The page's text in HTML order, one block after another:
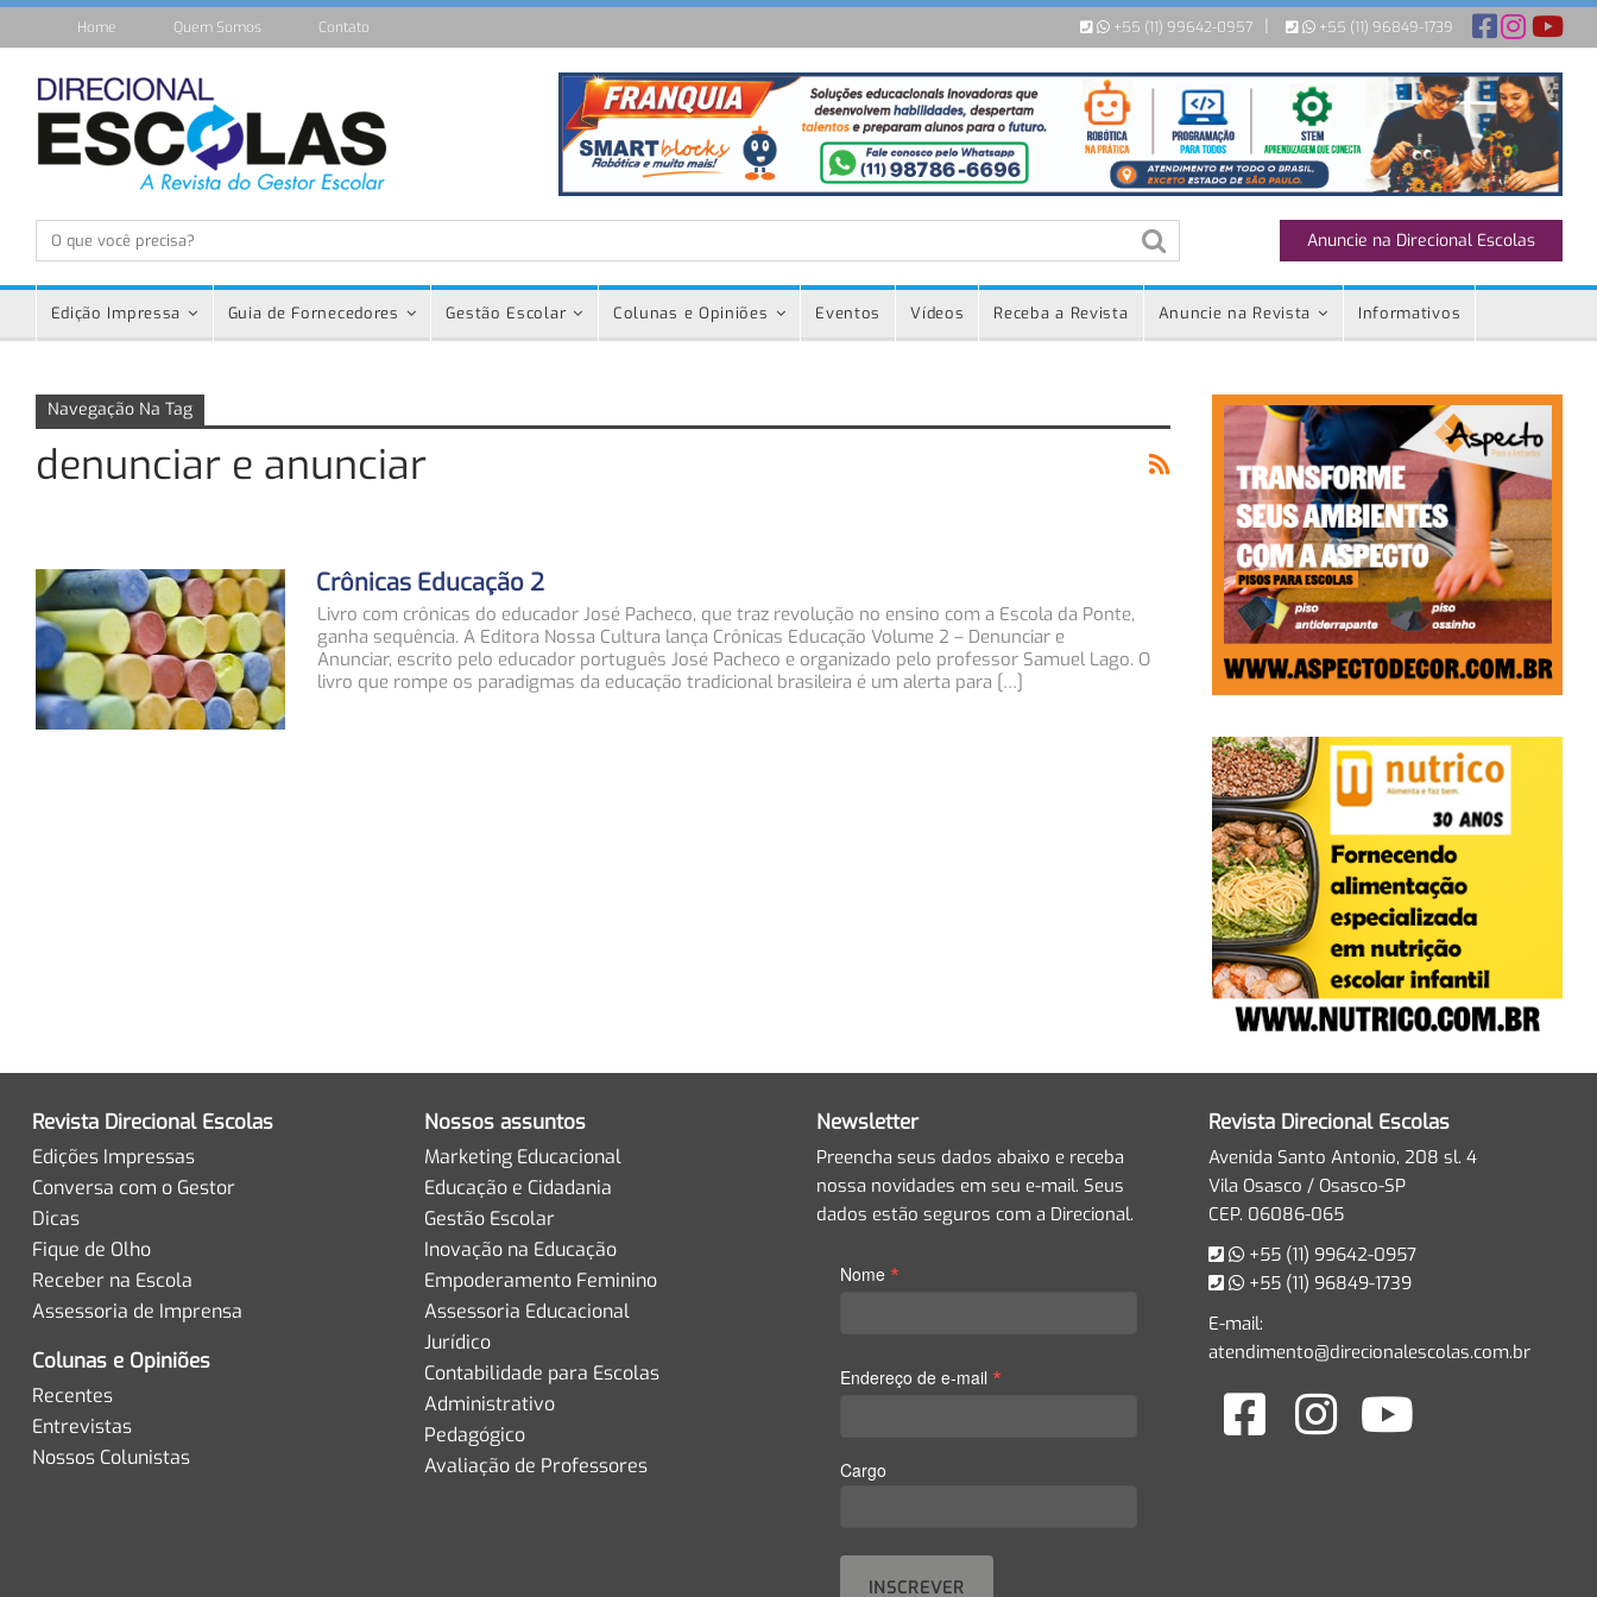
+55 (11) 99642-0957 +55 (11) 96849-1739
Home Quem Somos Contato
Anuncie na Direcional Escolas
Edição Impressa Guia de Fornecedores Gestão Escolar Colunas e Opiniões Eventos Vídeos Receba a Revista Anuncie na Revista Informativos
Navegação Na Tag
denunciar e anunciar
Crônicas Educação 2
Livro com crônicas do educador José Pacheco, que traz revolução no ensino com a Escola da Ponte,
ganha sequência. A Editora Nossa Cultura lança Crônicas Educação Volume 2 – Denunciar e
Anunciar, escrito pelo educador português José Pacheco e organizado pelo professor Samuel Lago. O
livro que rompe os paradigmas da educação tradicional brasileira é um alerta para […]
Revista Direcional Escolas
Edições Impressas
Conversa com o Gestor
Dicas
Fique de Olho
Receber na Escola
Assessoria de Imprensa
Colunas e Opiniões
Recentes
Entrevistas
Nossos Colunistas
Nossos assuntos
Marketing Educacional
Educação e Cidadania
Gestão Escolar
Inovação na Educação
Empoderamento Feminino
Assessoria Educacional
Jurídico
Contabilidade para Escolas
Administrativo
Pedagógico
Avaliação de Professores
Newsletter
Preencha seus dados abaixo e receba
nossa novidades em seu e-mail. Seus
dados estão seguros com a Direcional.
Nome *
Endereço de e-mail *
Cargo
Revista Direcional Escolas
Avenida Santo Antonio, 208 sl. 4
Vila Osasco / Osasco-SP
CEP. 06086-065
+55 (11) 99642-0957
+55 (11) 96849-1739
E-mail:
atendimento@direcionalescolas.com.br